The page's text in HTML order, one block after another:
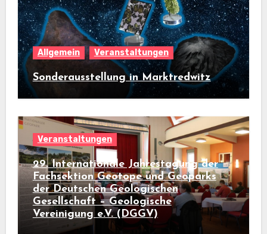
Allgemein Veranstaltungen
Sonderausstellung in Marktredwitz
Veranstaltungen
29. Internationale Jahrestagung der
Fachsektion Geotope und Geoparks
der Deutschen Geologischen
Gesellschaft – Geologische
Vereinigung e.V. (DGGV)